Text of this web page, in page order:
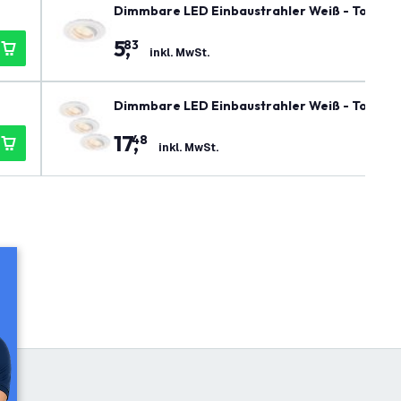
Dimmbare LED Einbaustrahler Weiß - Tokyo
5,
83 inkl. MwSt.
Dimmbare LED Einbaustrahler Weiß - Tokyo
17,
48 inkl. MwSt.